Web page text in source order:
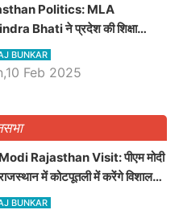
Politics: MLA
Bhati ने प्रदेश की शिक्षा
पर उठाए सवाल, Madan
पर हमला करते हुए गिनवाये खाली
BUNKAR
Feb 2025
Rajasthan Visit: पीएम मोदी
में कोटपूतली में करेंगे विशाल
सभा से 8 सीटों पर साधेगें निशाना
BUNKAR